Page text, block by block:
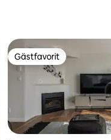
Gästfavorit
Gästfavorit